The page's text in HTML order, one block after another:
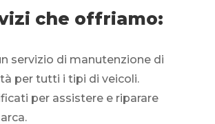
che offriamo:
servizio di manutenzione di
per tutti i tipi di veicoli.
per assistere e riparare